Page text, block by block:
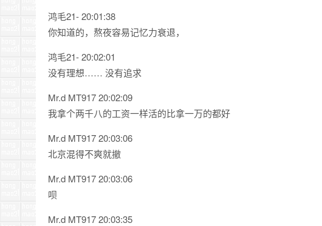
鸿毛21- 20:01:38
你知道的，熬夜容易记忆力衰退，
鸿毛21- 20:02:01
没有理想…… 没有追求
Mr.d MT917 20:02:09
我拿个两千八的工资一样活的比拿一万的都好
Mr.d MT917 20:03:06
北京混得不爽就撤
Mr.d MT917 20:03:06
呗
Mr.d MT917 20:03:35